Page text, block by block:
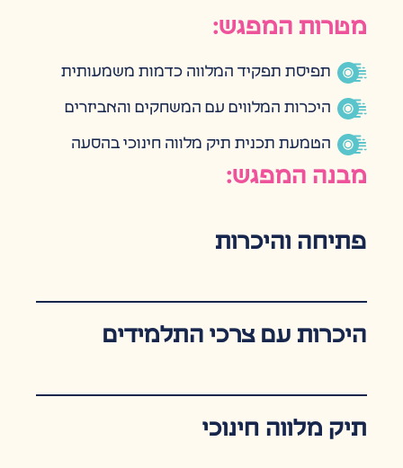
מטרות המפגש:
תפיסת תפקיד המלווה כדמות משמעותית
היכרות המלווים עם המשחקים והאביזרים
הטמעת תכנית תיק מלווה חינוכי בהסעה
מבנה המפגש:
פתיחה והיכרות
היכרות עם צרכי התלמידים
תיק מלווה חינוכי